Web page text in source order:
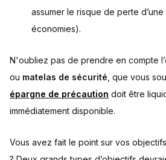
assumer le risque de perte
économies).
N'oubliez pas de prendre en compte
ou matelas de sécurité , que vous
épargne de précaution doit être
immédiatement disponible.
Vous avez fait le point sur vos